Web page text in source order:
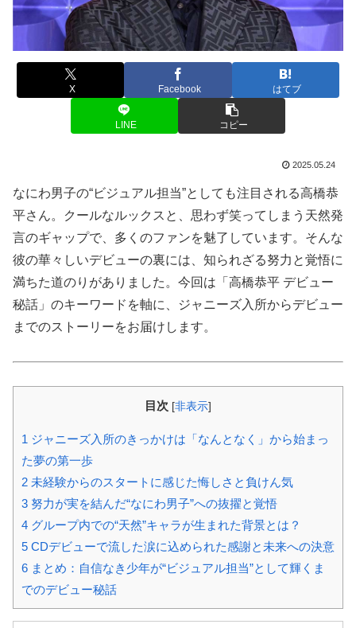
X Facebook はてブ
LINE コピー
2025.05.24
なにわ男子の“ビジュアル担当”としても注目される高橋恭
平さん。クールなルックスと、思わず笑ってしまう天然発
言のギャップで、多くのファンを魅了しています。そんな
彼の華々しいデビューの裏には、知られざる努力と覚悟に
満ちた道のりがありました。今回は「高橋恭平 デビュー
秘話」のキーワードを軸に、ジャニーズ入所からデビュー
までのストーリーをお届けします。
目次 [非表示]
1 ジャニーズ入所のきっかけは「なんとなく」から始まっ
た夢の第一歩
2 未経験からのスタートに感じた悔しさと負けん気
3 努力が実を結んだ“なにわ男子”への抜擢と覚悟
4 グループ内での“天然”キャラが生まれた背景とは？
5 CDデビューで流した涙に込められた感謝と未来への決意
6 まとめ：自信なき少年が“ビジュアル担当”として輝くま
でのデビュー秘話